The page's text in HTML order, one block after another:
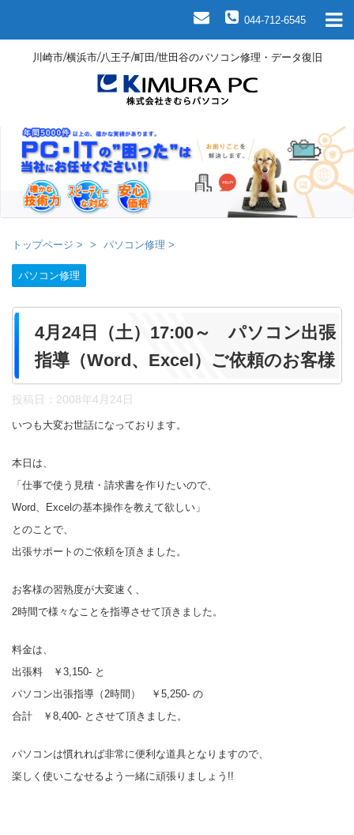
044-712-6545
川崎市/横浜市/八王子/町田/世田谷のパソコン修理・データ復旧
トップページ > パソコン修理 >
パソコン修理
4月24日（土）17:00～ パソコン出張
指導（Word、Excel）ご依頼のお客様
投稿日： 2008年4月24日
いつも大変お世話になっております。
本日は、
「仕事で使う見積・請求書を作りたいので、
Word、Excelの基本操作を教えて欲しい」
とのことで、
出張サポートのご依頼を頂きました。
お客様の習熟度が大変速く、
2時間で様々なことを指導させて頂きました。
料金は、
出張料 ￥3,150- と
パソコン出張指導（2時間） ￥5,250- の
合計 ￥8,400- とさせて頂きました。
パソコンは慣れれば非常に便利な道具となりますので、
楽しく使いこなせるよう一緒に頑張りましょう!!